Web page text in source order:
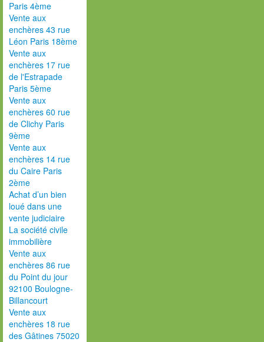
Paris 4ème
Vente aux
enchères 43 rue
Léon Paris 18ème
Vente aux
enchères 17 rue
de l'Estrapade
Paris 5ème
Vente aux
enchères 60 rue
de Clichy Paris
9ème
Vente aux
enchères 14 rue
du Caire Paris
2ème
Achat d’un bien
loué dans une
vente judiciaire
La société civile
immobilière
Vente aux
enchères 86 rue
du Point du jour
92100 Boulogne-
Billancourt
Vente aux
enchères 18 rue
des Gâtines 75020